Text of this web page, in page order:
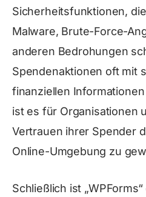
Sicherheitsfunktionen,
Malware, Brute-Force-
anderen Bedrohungen
Spendenaktionen oft mit
finanziellen
ist es für Organisationen
Vertrauen ihrer Spender
Online-Umgebung zu
Schließlich ist